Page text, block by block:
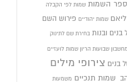
ספר השמות שמות לפי הקבלה
שמות יהודיים פירוש השם
ובנות בחירת שם לתינוק
מחשבון שבועות הריון שמות לועזיים
בנים צירופי מילים
שמות תנכיים משמעות